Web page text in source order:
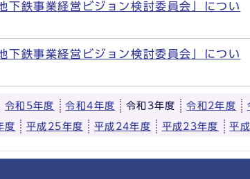
下鉄事業経営ビジョン検討委員会」につい
下鉄事業経営ビジョン検討委員会」につい
令和5年度 令和4年度 令和3年度 令和2年度
度 平成25年度 平成24年度 平成23年度 平